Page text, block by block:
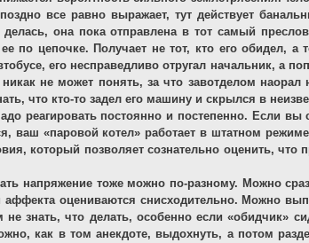
все равно выражает, тут действует
делась, она пока отправлена в тот самый
по цепочке. Получает не тот, кто его обидел, а
его несправедливо отругал начальник, а
никак не может понять, за что завотделом
что кто-то задел его машину и скрылся в
реагировать постоянно и постепенно. Если вы
ваш «паровой котел» работает в штатном
который позволяет сознательно оценить,
напряжение тоже можно по-разному. Можно
аффекта оцениваются снисходительно. Можно
знать, что делать, особенно если «обидчик»
как в том анекдоте, выдохнуть, а потом